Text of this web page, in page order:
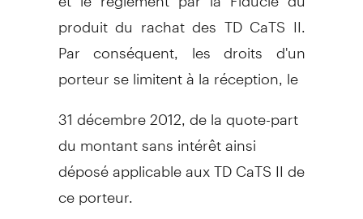
produit du rachat des TD CaTS II.
Par conséquent, les droits d'un
porteur se limitent à la réception, le
31 décembre 2012, de la quote-part
du montant sans intérêt ainsi
déposé applicable aux TD CaTS II de
ce porteur.